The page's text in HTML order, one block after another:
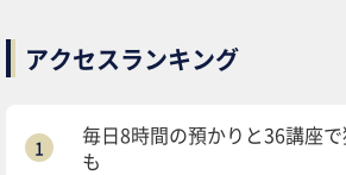
アクセスランキング
毎日8時間の預かりと36講座
も